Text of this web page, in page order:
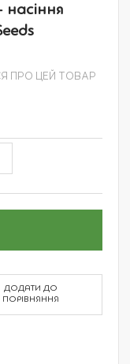
ПРО ЦЕЙ ТОВАР
ДОДАТИ ДО
ПОРІВНЯННЯ